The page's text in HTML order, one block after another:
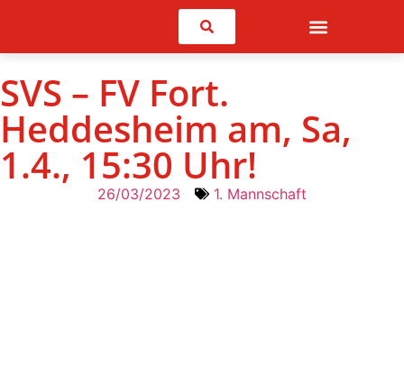
Suchen
SVS – FV Fort.
Heddesheim am, Sa,
1.4., 15:30 Uhr!
26/03/2023 1. Mannschaft